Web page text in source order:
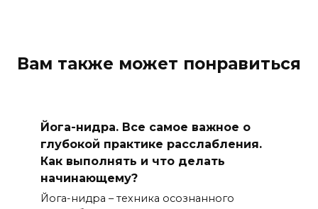
Вам также может понравиться
Йога-нидра. Все самое важное о
глубокой практике расслабления.
Как выполнять и что делать
начинающему?
Йога-нидра – техника осознанного